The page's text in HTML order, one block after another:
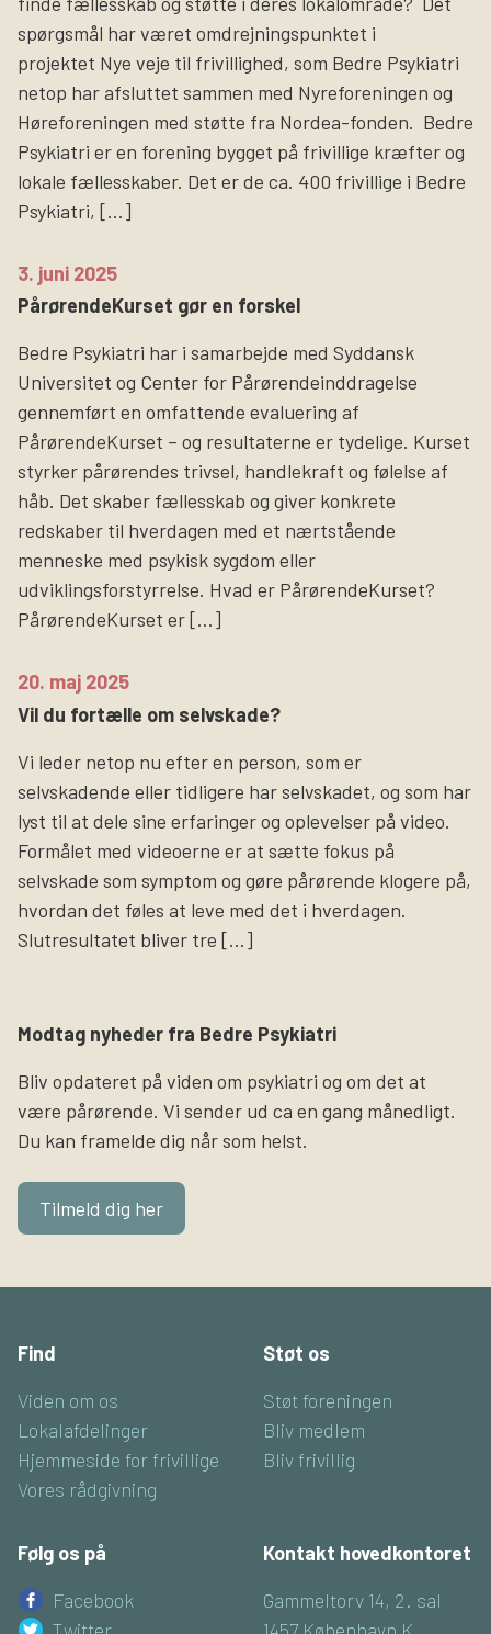
spørgsmål har været omdrejningspunktet i
projektet Nye veje til frivillighed, som Bedre Psykiatri
netop har afsluttet sammen med Nyreforeningen og
Høreforeningen med støtte fra Nordea-fonden. Bedre
Psykiatri er en forening bygget på frivillige kræfter og
lokale fællesskaber. Det er de ca. 400 frivillige i Bedre
Psykiatri, […]
3. juni 2025
PårørendeKurset gør en forskel
Bedre Psykiatri har i samarbejde med Syddansk
Universitet og Center for Pårørendeinddragelse
gennemført en omfattende evaluering af
PårørendeKurset – og resultaterne er tydelige. Kurset
styrker pårørendes trivsel, handlekraft og følelse af
håb. Det skaber fællesskab og giver konkrete
redskaber til hverdagen med et nærtstående
menneske med psykisk sygdom eller
udviklingsforstyrrelse. Hvad er PårørendeKurset?
PårørendeKurset er […]
20. maj 2025
Vil du fortælle om selvskade?
Vi leder netop nu efter en person, som er
selvskadende eller tidligere har selvskadet, og som har
lyst til at dele sine erfaringer og oplevelser på video.
Formålet med videoerne er at sætte fokus på
selvskade som symptom og gøre pårørende klogere på,
hvordan det føles at leve med det i hverdagen.
Slutresultatet bliver tre […]
Modtag nyheder fra Bedre Psykiatri
Bliv opdateret på viden om psykiatri og om det at
være pårørende. Vi sender ud ca en gang månedligt.
Du kan framelde dig når som helst.
Tilmeld dig her
Find
Viden om os
Lokalafdelinger
Hjemmeside for frivillige
Vores rådgivning
Støt os
Støt foreningen
Bliv medlem
Bliv frivillig
Følg os på
Facebook
Twitter
Kontakt hovedkontoret
Gammeltorv 14, 2. sal
1457 København K